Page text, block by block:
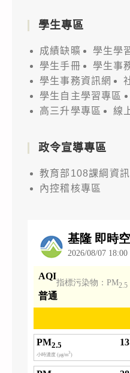
學生專區
成績缺曠
學生學
學生手冊
學生事
學生事務資訊網
學生自主學習專區
高三升學專區
線
政令宣導專區
教育部108課綱資訊
內控稽核專區